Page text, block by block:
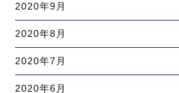
2020年9月
2020年8月
2020年7月
2020年6月